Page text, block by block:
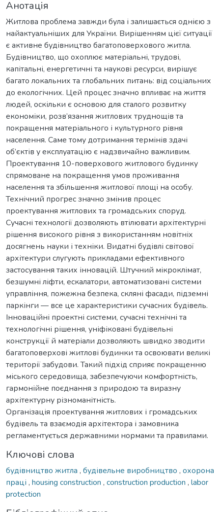
Анотація
Житлова проблема завжди була і залишається однією з
найактуальніших для України. Вирішенням цієї ситуації
є активне будівництво багатоповерхового житла.
Будівництво, що охоплює матеріальні, трудові,
капітальні, енергетичні та наукові ресурси, вирішує
багато локальних та глобальних питань: від соціальних
до екологічних. Цей процес значно впливає на життя
людей, оскільки є основою для сталого розвитку
економіки, розв’язання житлових труднощів та
покращення матеріального і культурного рівня
населення. Саме тому дотримання термінів здачі
об’єктів у експлуатацію є надзвичайно важливим.
Проектування 10-поверхового житлового будинку
спрямоване на покращення умов проживання
населення та збільшення житлової площі на особу.
Технічний прогрес значно змінив процес
проектування житлових та громадських споруд.
Сучасні технології дозволяють втілювати архітектурні
рішення високого рівня з використанням новітніх
досягнень науки і техніки. Видатні будівлі світової
архітектури слугують прикладами ефективного
застосування таких інновацій. Штучний мікроклімат,
безшумні ліфти, ескалатори, автоматизовані системи
управління, пожежна безпека, скляні фасади, підземні
паркінги — все це характеристики сучасних будівель.
Інноваційні проектні системи, сучасні технічні та
технологічні рішення, уніфіковані будівельні
конструкції й матеріали дозволяють швидко зводити
багатоповерхові житлові будинки та освоювати великі
території забудови. Такий підхід сприяє покращенню
міського середовища, забезпечуючи комфортність,
гармонійне поєднання з природою та виразну
архітектурну різноманітність.
Організація проектування житлових і громадських
будівель та взаємодія архітектора і замовника
регламентується державними нормами та правилами.
Ключові слова
будівництво житла , будівельне виробництво , охорона
праці , housing construction , construction production , labor
protection